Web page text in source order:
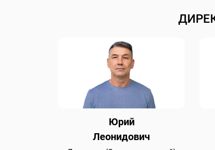
Юрий
Леонидович